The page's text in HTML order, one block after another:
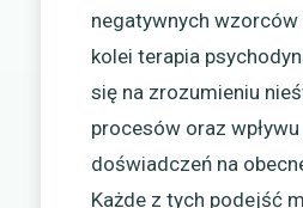
negatywnych wzorców
kolei terapia
się na zrozumieniu
procesów oraz wpływu
doświadczeń na
Każde z tych podejść